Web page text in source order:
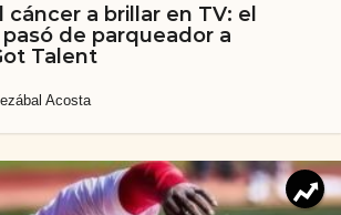
cáncer a brillar en TV: el
de parqueador a
Talent
Acosta